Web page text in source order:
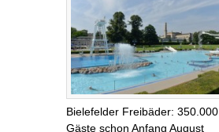
Bielefelder Freibäder: 350.000
Gäste schon Anfang August